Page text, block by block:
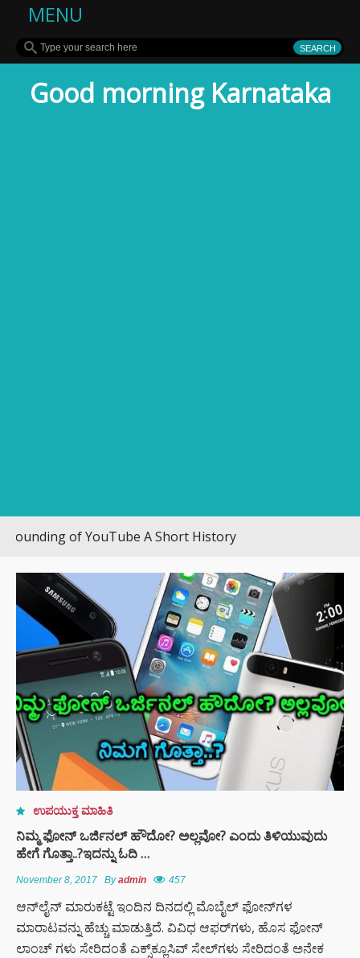
MENU
Good morning Karnataka
of YouTube A Short History
ಉಪಯುಕ್ತ ಮಾಹಿತಿ
ನಿಮ್ಮ ಫೋನ್ ಒರ್ಜಿನಲ್ ಹೌದೋ? ಅಲ್ಲವೋ? ಎಂದು ತಿಳಿಯುವುದು
ಹೇಗೆ ಗೊತ್ತಾ..?ಇದನ್ನು ಓದಿ …
November 8, 2017 Byadmin 457
ಆನ್‌ಲೈನ್‌ ಮಾರುಕಟ್ಟೆ ಇಂದಿನ ದಿನದಲ್ಲಿ ಮೊಬೈಲ್ ಫೋನ್‌ಗಳ
ಮಾರಾಟವನ್ನು ಹೆಚ್ಚು ಮಾಡುತ್ತಿದೆ. ವಿವಿಧ ಆಫರ್‌ಗಳು, ಹೊಸ ಫೋನ್
ಲಾಂಚ್ ಗಳು ಸೇರಿದಂತೆ ಎಕ್ಸ್‌ಕ್ಲೂಸಿವ್ ಸೇಲ್‌ಗಳು ಸೇರಿದಂತೆ ಅನೇಕ